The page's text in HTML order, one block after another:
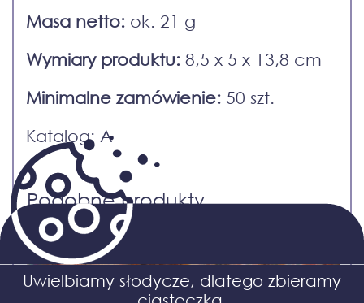
Masa netto: ok. 21 g
Wymiary produktu: 8,5 x 5 x 13,8 cm
Minimalne zamówienie: 50 szt.
Katalog: A
Podobne produkty
Uwielbiamy słodycze, dlatego zbieramy